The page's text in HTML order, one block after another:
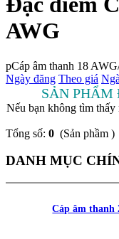
AWG
pCáp âm thanh 18
Ngày đăng Theo giá
SẢN PHẨM
Nếu bạn không tìm
Tổng số: 0 (Sản phầm )
DANH MỤC
Cáp âm thanh